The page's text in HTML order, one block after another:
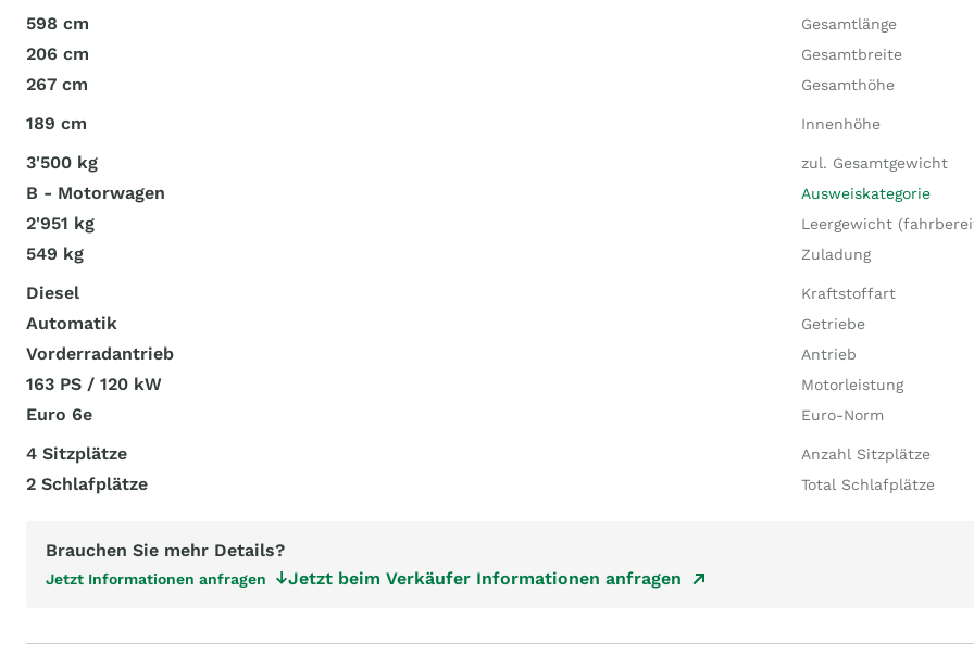
598 cm Gesamtlänge
206 cm Gesamtbreite
267 cm Gesamthöhe
189 cm Innenhöhe
3'500 kg zul. Gesamtgewicht
B - Motorwagen Ausweiskategorie
2'951 kg Leergewicht
549 kg Zuladung
Diesel Kraftstoffart
Automatik Getriebe
Vorderradantrieb Antrieb
163 PS / 120 kW Motorleistung
Euro 6e Euro-Norm
4 Sitzplätze Anzahl Sitzplätze
2 Schlafplätze Total Schlafplätze
Brauchen Sie mehr Details?
Jetzt Informationen anfragen Jetzt beim Verkäufer Informationen anfragen